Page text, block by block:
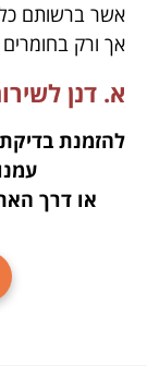
אשר ברשותם
אך ורק
א. דנן
להזמנת
או דרך